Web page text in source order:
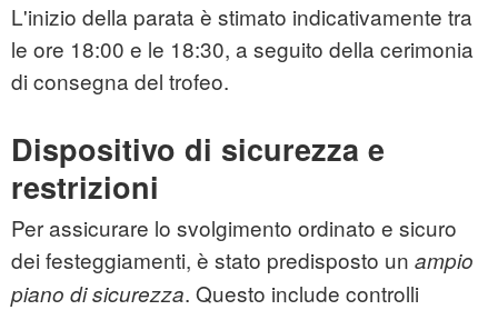
L'inizio della parata è stimato indicativamente tra
le ore 18:00 e le 18:30, a seguito della cerimonia
di consegna del trofeo.
Dispositivo di sicurezza e
restrizioni
Per assicurare lo svolgimento ordinato e sicuro
dei festeggiamenti, è stato predisposto un ampio
piano di sicurezza. Questo include controlli